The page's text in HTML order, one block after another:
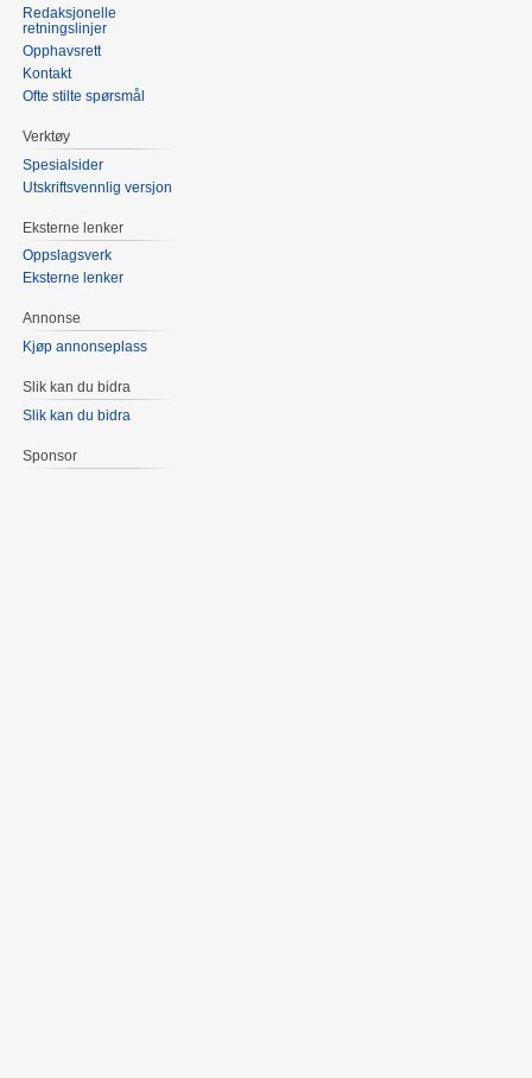
Redaksjonelle
retningslinjer
Opphavsrett
Kontakt
Ofte stilte spørsmål
Verktøy
Spesialsider
Utskriftsvennlig versjon
Eksterne lenker
Oppslagsverk
Eksterne lenker
Annonse
Kjøp annonseplass
Slik kan du bidra
Slik kan du bidra
Sponsor